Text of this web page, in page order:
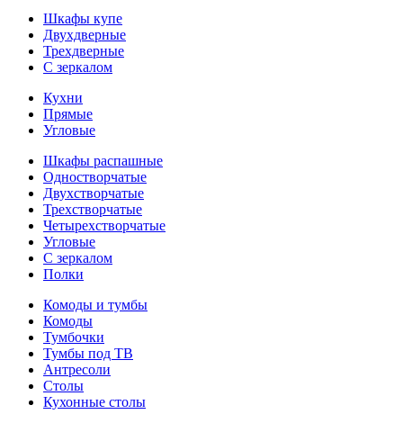
Шкафы купе
Двухдверные
Трехдверные
С зеркалом
Кухни
Прямые
Угловые
Шкафы распашные
Одностворчатые
Двухстворчатые
Трехстворчатые
Четырехстворчатые
Угловые
С зеркалом
Полки
Комоды и тумбы
Комоды
Тумбочки
Тумбы под ТВ
Антресоли
Столы
Кухонные столы